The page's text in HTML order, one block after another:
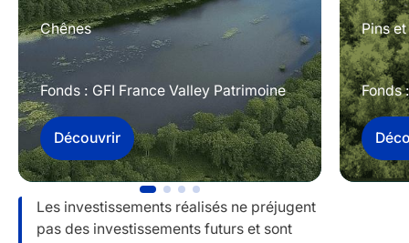
Chênes
Fonds : GFI France Valley Patrimoine
Découvrir
Pins
Fonds
Les investissements réalisés ne préjugent
pas des investissements futurs et sont